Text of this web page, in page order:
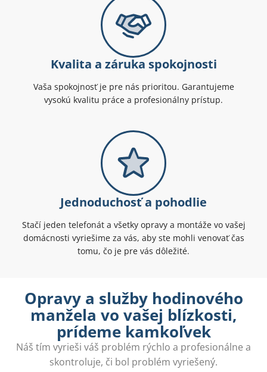
Kvalita a záruka spokojnosti
Vaša spokojnosť je pre nás prioritou. Garantujeme
vysokú kvalitu práce a profesionálny prístup.
Jednoduchosť a pohodlie
Stačí jeden telefonát a všetky opravy a montáže vo vašej
domácnosti vyriešime za vás, aby ste mohli venovať čas
tomu, čo je pre vás dôležité.
Opravy a služby hodinového
manžela vo vašej blízkosti,
prídeme kamkoľvek
Náš tím vyrieši váš problém rýchlo a profesionálne a
skontroluje, či bol problém vyriešený.